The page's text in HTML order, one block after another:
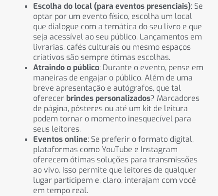
Escolha do local (para eventos presenciais): Se
optar por um evento físico, escolha um local
que dialogue com a temática do seu livro e que
seja acessível ao seu público. Lançamentos em
livrarias, cafés culturais ou mesmo espaços
criativos são sempre ótimas escolhas.
Atraindo o público: Durante o evento, pense em
maneiras de engajar o público. Além de uma
breve apresentação e autógrafos, que tal
oferecer brindes personalizados? Marcadores
de página, pôsteres ou até um kit de leitura
podem tornar o momento inesquecível para
seus leitores.
Eventos online: Se preferir o formato digital,
plataformas como YouTube e Instagram
oferecem ótimas soluções para transmissões
ao vivo. Isso permite que leitores de qualquer
lugar participem e, claro, interajam com você
em tempo real.